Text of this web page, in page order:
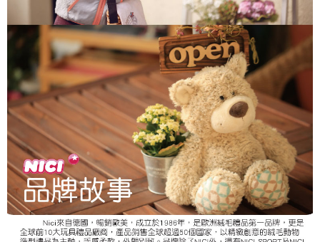
個人情報の処理、利用について疑問がある、または関連する法律の権利を
行使したい場合は、ネットプロテクションズ
cs_tw@netprotections.co.jp
にご連絡ください。上記に示した個人情報を、必要な購入注文書とあわせ
てAFTEEにご提供いただく、またはAFTEEにあなたの個人情報の収集、処
理、利用を許可することににご同意いただけない場合は、当サービスを選
択しないでください。